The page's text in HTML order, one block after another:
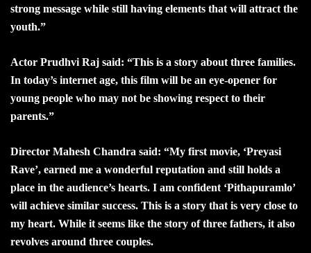
strong message while still having elements that will attract the
youth.”
Actor Prudhvi Raj said: “This is a story about three families.
In today’s internet age, this film will be an eye-opener for
young people who may not be showing respect to their
parents.”
Director Mahesh Chandra said: “My first movie, ‘Preyasi
Rave’, earned me a wonderful reputation and still holds a
place in the audience’s hearts. I am confident ‘Pithapuramlo’
will achieve similar success. This is a story that is very close to
my heart. While it seems like the story of three fathers, it also
revolves around three couples.